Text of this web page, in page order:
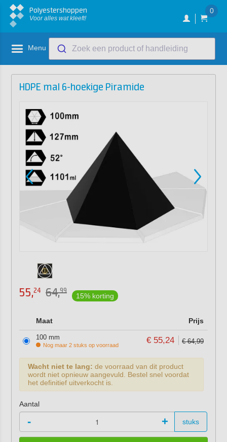
Polyestershoppen
Voor alles wat kleeft!
0
Menu Zoek een product of handleiding
HDPE mal 6-hoekige Piramide
55,24 64,99
15% korting
Maat Prijs
100 mm
Nog maar 2 stuks op voorraad € 55,24 € 64,99
Wacht niet te lang: de voorraad van dit product
wordt niet opnieuw aangevuld. Bestel snel voordat
het definitief uitverkocht is.
Aantal
- + stuks